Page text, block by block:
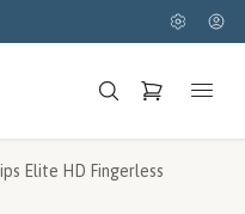
Elite HD Fingerless